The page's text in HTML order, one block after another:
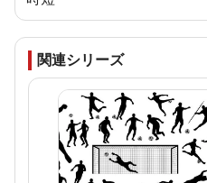
関連シリーズ